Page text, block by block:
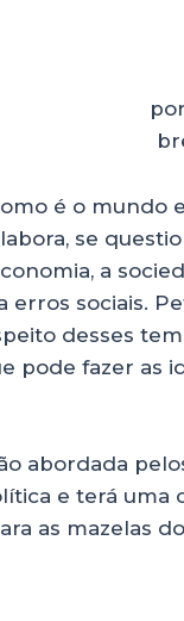
por
é o mundo
se
a
sociais.
desses
pode fazer as
abordada
e terá uma
as mazelas